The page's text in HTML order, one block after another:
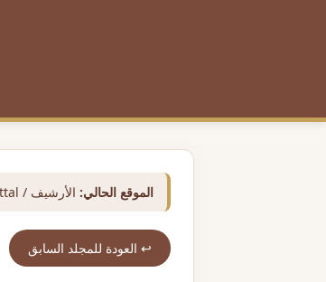
الموقع الحالي: الأرشيف / murattal
↩️ العودة للمجلد السابق